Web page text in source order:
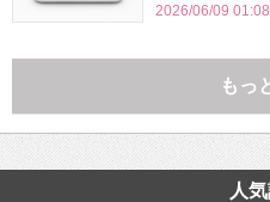
2026/06/09 01:08
もっ
人